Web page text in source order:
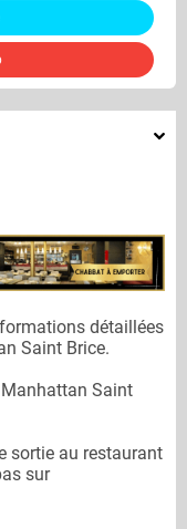
détaillées
Saint Brice.
Manhattan Saint
sortie au restaurant
sur